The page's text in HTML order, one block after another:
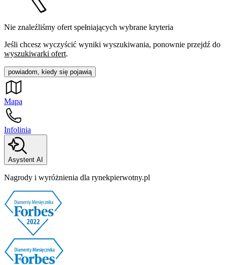
Nie znaleźliśmy ofert spełniających wybrane kryteria
Jeśli chcesz wyczyścić wyniki wyszukiwania, ponownie przejdź do
wyszukiwarki ofert.
powiadom, kiedy się pojawią
Mapa
Infolinia
Asystent AI
Nagrody i wyróżnienia dla rynekpierwotny.pl